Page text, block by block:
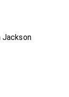
Jackson